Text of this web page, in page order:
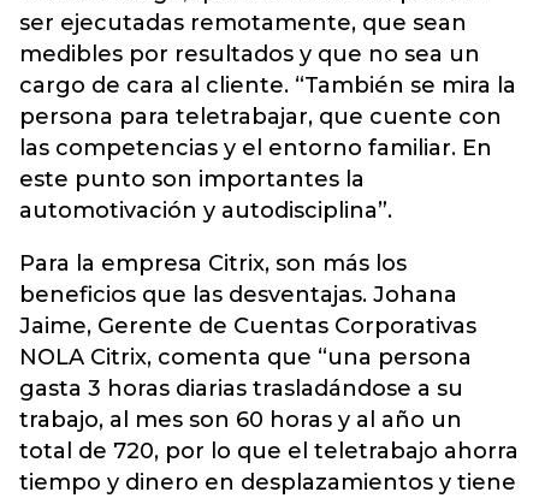
ser ejecutadas remotamente, que sean
medibles por resultados y que no sea un
cargo de cara al cliente. “También se mira la
persona para teletrabajar, que cuente con
las competencias y el entorno familiar. En
este punto son importantes la
automotivación y autodisciplina”.
Para la empresa Citrix, son más los
beneficios que las desventajas. Johana
Jaime, Gerente de Cuentas Corporativas
NOLA Citrix, comenta que “una persona
gasta 3 horas diarias trasladándose a su
trabajo, al mes son 60 horas y al año un
total de 720, por lo que el teletrabajo ahorra
tiempo y dinero en desplazamientos y tiene